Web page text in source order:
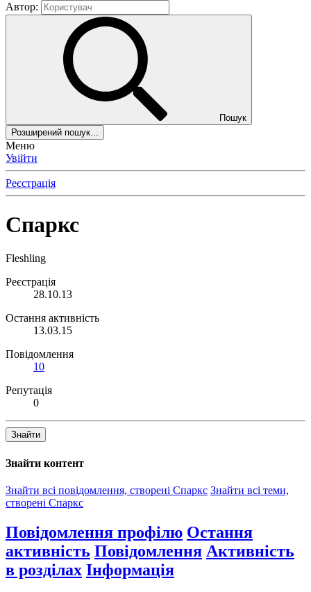
Автор:
Пошук
Розширений пошук...
Меню
Увійти
Реєстрація
Спаркс
Fleshling
Реєстрація
28.10.13
Остання активність
13.03.15
Повідомлення
10
Репутація
0
Знайти
Знайти контент
Знайти всі повідомлення, створені Спаркс Знайти всі теми,
створені Спаркс
Повідомлення профілю Остання
активність Повідомлення Активність
в розділах Інформація